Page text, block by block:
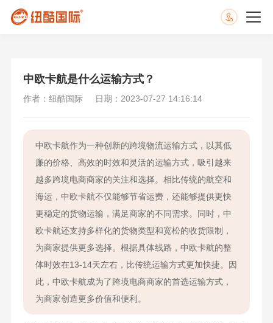
中欧卡航是什么运输方式？
作者：纽酷国际 日期：2023-07-27 14:16:14
中欧卡航作为一种创新的跨境物流运输方式，以其低
廉的价格、高效的时效和灵活的运输方式，吸引越来
越多跨境电商商家的关注和选择。相比传统的航空和
海运，中欧卡航不仅能够节省运费，还能够提供更快
更稳定的货物运输，满足商家的不同需求。同时，中
欧卡航还支持多样化的货物类型和宽松的收货限制，
为商家提供更多选择。根据具体线路，中欧卡航的整
体时效在13-14天左右，比传统运输方式更加快捷。因
此，中欧卡航成为了跨境电商商家的首选运输方式，
为商家创造更多价值和便利。